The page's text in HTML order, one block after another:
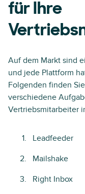
für Ihre
Auf dem Markt sind
und jede Plattform
Folgenden finden
verschiedene
Vertriebsmitarbeiter
Leadfeeder
Mailshake
Right Inbox